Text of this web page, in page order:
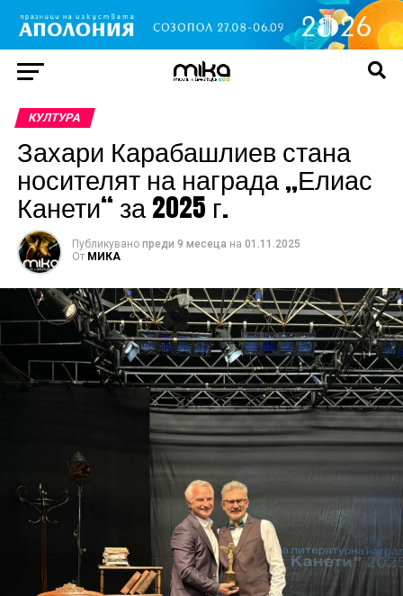
КУЛТУРА
Захари Карабашлиев стана
носителят на награда „Елиас
Канети“ за 2025 г.
Публикувано преди 9 месеца на 01.11.2025
От МИКА